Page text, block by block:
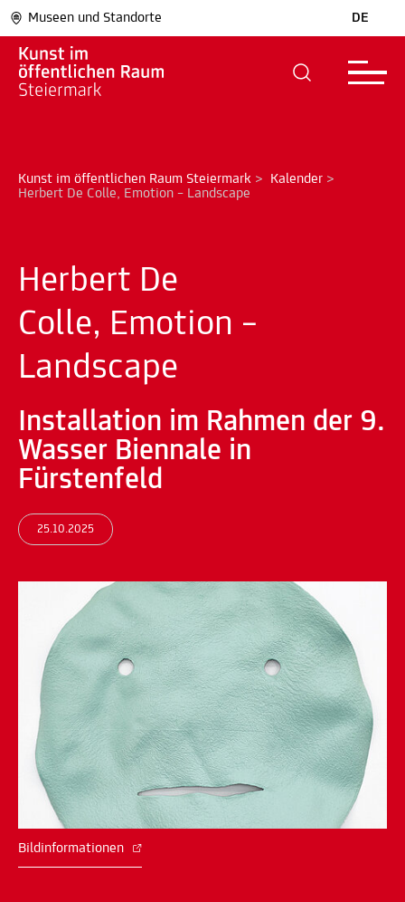
Museen und Standorte DE
Kunst im öffentlichen Raum Steiermark > Kalender >
Herbert De Colle, Emotion – Landscape
Herbert De
Colle, Emotion –
Landscape
Installation im Rahmen der 9.
Wasser Biennale in
Fürstenfeld
25.10.2025
Bildinformationen